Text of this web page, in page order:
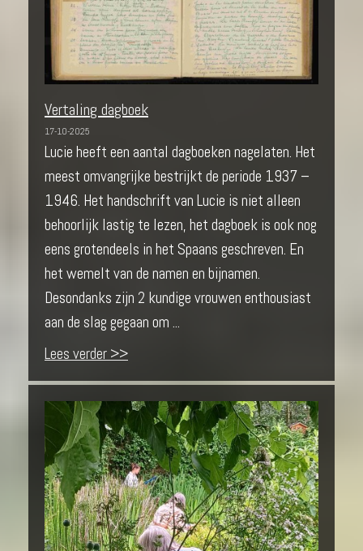
Vertaling dagboek
17-10-2025
Lucie heeft een aantal dagboeken nagelaten. Het
meest omvangrijke bestrijkt de periode 1937 –
1946. Het handschrift van Lucie is niet alleen
behoorlijk lastig te lezen, het dagboek is ook nog
eens grotendeels in het Spaans geschreven. En
het wemelt van de namen en bijnamen.
Desondanks zijn 2 kundige vrouwen enthousiast
aan de slag gegaan om ...
Lees verder >>